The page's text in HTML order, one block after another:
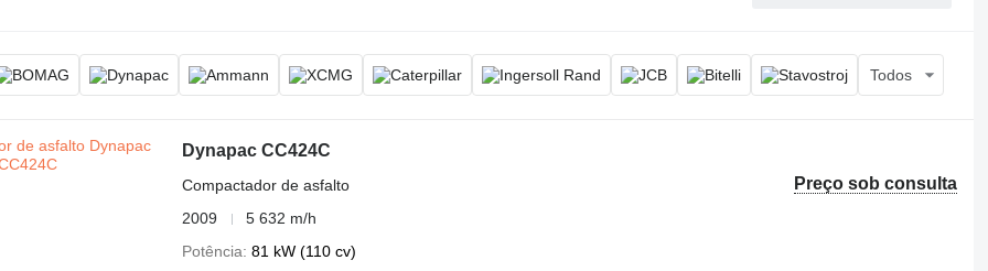
Todos
Dynapac CC424C
Preço sob consulta
Compactador de asfalto
2009
5 632 m/h
Potência 81 kW (110 cv)